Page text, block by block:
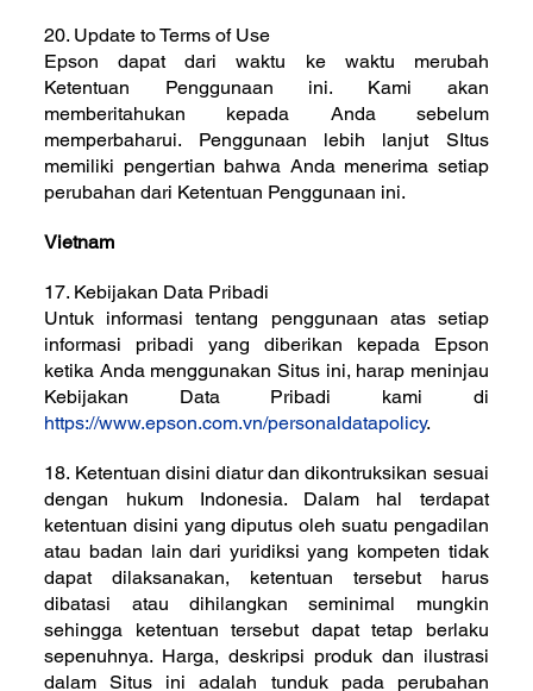
20. Update to Terms of Use
Epson dapat dari waktu ke waktu merubah
Ketentuan Penggunaan ini. Kami akan
memberitahukan kepada Anda sebelum
memperbaharui. Penggunaan lebih lanjut SItus
memiliki pengertian bahwa Anda menerima setiap
perubahan dari Ketentuan Penggunaan ini.
Vietnam
17. Kebijakan Data Pribadi
Untuk informasi tentang penggunaan atas setiap
informasi pribadi yang diberikan kepada Epson
ketika Anda menggunakan Situs ini, harap meninjau
Kebijakan Data Pribadi kami di
https://www.epson.com.vn/personaldatapolicy.
18. Ketentuan disini diatur dan dikontruksikan sesuai
dengan hukum Indonesia. Dalam hal terdapat
ketentuan disini yang diputus oleh suatu pengadilan
atau badan lain dari yuridiksi yang kompeten tidak
dapat dilaksanakan, ketentuan tersebut harus
dibatasi atau dihilangkan seminimal mungkin
sehingga ketentuan tersebut dapat tetap berlaku
sepenuhnya. Harga, deskripsi produk dan ilustrasi
dalam Situs ini adalah tunduk pada perubahan